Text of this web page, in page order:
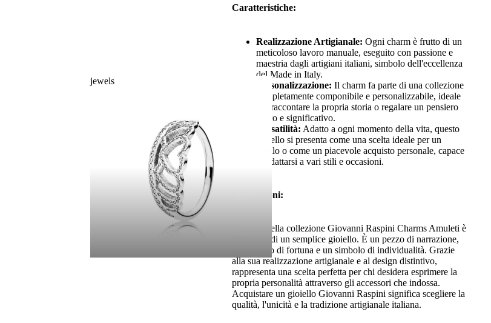
jewels
Caratteristiche:
Realizzazione Artigianale: Ogni charm è frutto di un
meticoloso lavoro manuale, eseguito con passione e
maestria dagli artigiani italiani, simbolo dell'eccellenza
del Made in Italy.
Personalizzazione: Il charm fa parte di una collezione
completamente componibile e personalizzabile, ideale
per raccontare la propria storia o regalare un pensiero
unico e significativo.
Versatilità: Adatto a ogni momento della vita, questo
gioiello si presenta come una scelta ideale per un
regalo o come un piacevole acquisto personale, capace
di adattarsi a vari stili e occasioni.
Conclusioni:
Il charm della collezione Giovanni Raspini Charms Amuleti è
molto più di un semplice gioiello. È un pezzo di narrazione,
un amuleto di fortuna e un simbolo di individualità. Grazie
alla sua realizzazione artigianale e al design distintivo,
rappresenta una scelta perfetta per chi desidera esprimere la
propria personalità attraverso gli accessori che indossa.
Acquistare un gioiello Giovanni Raspini significa scegliere la
qualità, l'unicità e la tradizione artigianale italiana.